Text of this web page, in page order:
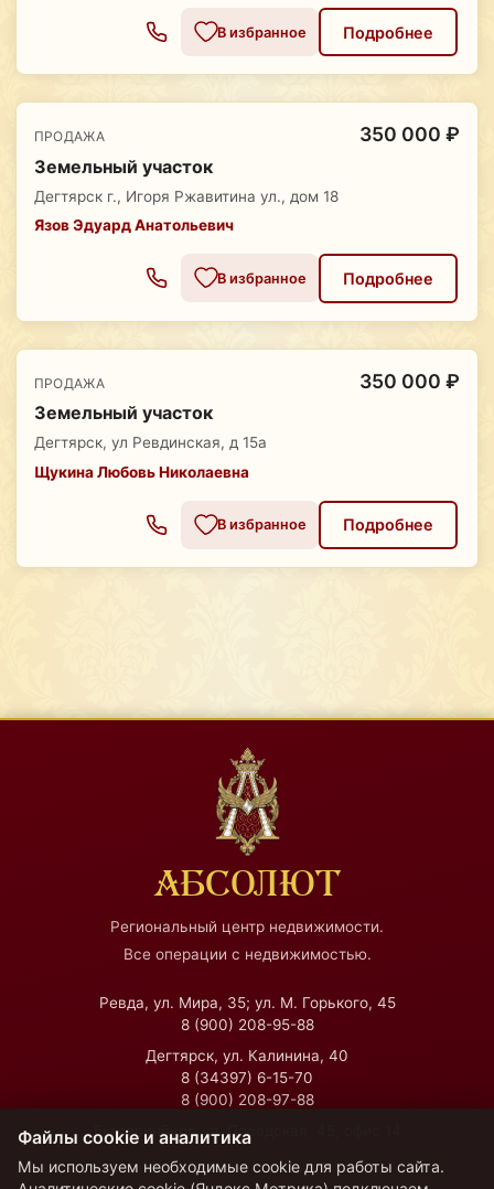
В избранное Подробнее
ПРОДАЖА 350 000 ₽
Земельный участок
Дегтярск г., Игоря Ржавитина ул., дом 18
Язов Эдуард Анатольевич
В избранное Подробнее
ПРОДАЖА 350 000 ₽
Земельный участок
Дегтярск, ул Ревдинская, д 15а
Щукина Любовь Николаевна
В избранное Подробнее
АБСОЛЮТ
Региональный центр недвижимости.
Все операции с недвижимостью.
Ревда, ул. Мира, 35; ул. М. Горького, 45
8 (900) 208-95-88
Дегтярск, ул. Калинина, 40
8 (34397) 6-15-70
8 (900) 208-97-88
Екатеринбург, ул. Посадская, 45, офис 14
Файлы cookie и аналитика
Мы используем необходимые cookie для работы сайта.